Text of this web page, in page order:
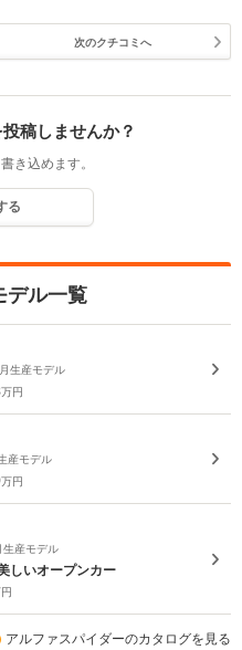
次のクチコミへ
稿しませんか？
き込めます。
る
デル一覧
生産モデル
万円
産モデル
万円
産モデル
しいオープンカー
アルファスパイダーのカタログを見る